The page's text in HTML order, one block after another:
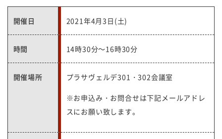
開催日 2021年4月3日(土)
時間 14時30分～16時30分
開催場所 プラサヴェルデ301・302会議室
※お申込み・お問合せは下記メールアドレ
スにお願い致します。